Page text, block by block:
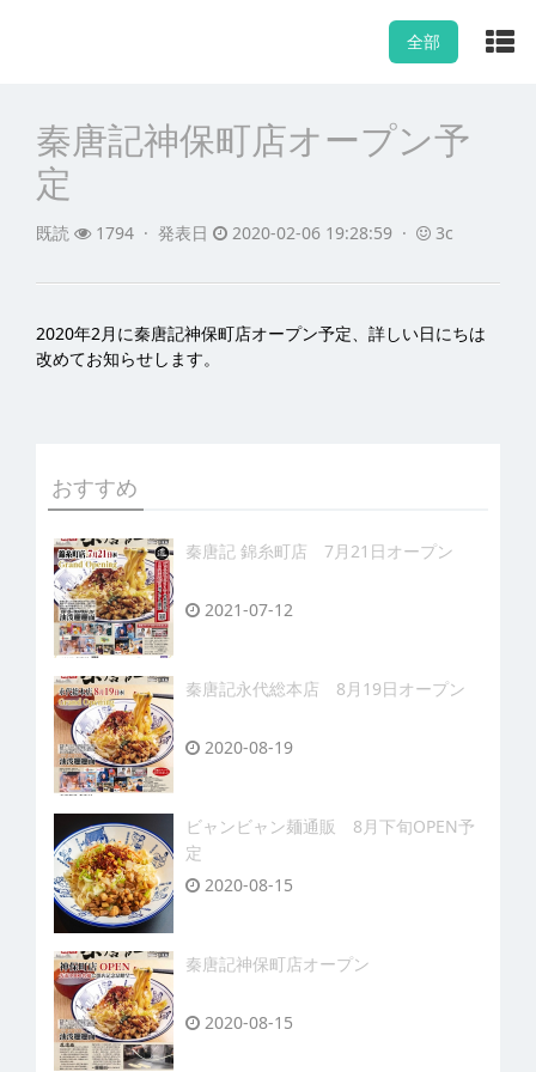
全部
秦唐記神保町店オープン予
定
既読 1794 · 発表日 2020-02-06 19:28:59 · 3c
2020年2月に秦唐記神保町店オープン予定、詳しい日にちは
改めてお知らせします。
おすすめ
秦唐記 錦糸町店 7月21日オープン
2021-07-12
秦唐記永代総本店 8月19日オープン
2020-08-19
ビャンビャン麺通販 8月下旬OPEN予
定
2020-08-15
秦唐記神保町店オープン
2020-08-15